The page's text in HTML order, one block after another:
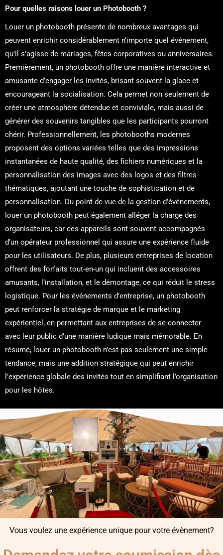
Pour quelles raisons louer un Photobooth ?
Louer un photobooth présente de nombreux avantages qui
peuvent enrichir considérablement n’importe quel événement,
qu’il s’agisse de mariages, fêtes corporatives ou anniversaires.
Premièrement, un photobooth offre une manière interactive et
amusante d’engager les invités, brisant souvent la glace et
encourageant la socialisation. Cela permet non seulement de
créer une atmosphère détendue et conviviale, mais aussi de
générer des souvenirs tangibles que les participants pourront
chérir. Professionnellement, les photobooths modernes
proposent des options variées telles que des impressions
instantanées de haute qualité, des fichiers numériques et la
personnalisation des images avec des logos et des filtres
thématiques, ajoutant une touche de sophistication et de
personnalisation. Du point de vue de la gestion d’événements,
louer un photobooth peut également alléger la charge des
organisateurs, car ces appareils sont souvent accompagnés
d’un opérateur professionnel qui assure une expérience fluide
pour les utilisateurs. De plus, plusieurs entreprises de location
offrent des forfaits tout-en-un qui incluent des accessoires
amusants, l’installation, et le démontage, ce qui réduit le stress
logistique. Pour les événements d’entreprise, un photobooth
peut renforcer la stratégie de marque et le marketing
expérientiel, en permettant aux entreprises de se connecter
avec leur public d’une manière ludique mais mémorable. En
résumé, louer un photobooth n’est pas seulement une simple
tendance, mais une addition stratégique qui peut enrichir
l’expérience globale des invités tout en simplifiant l’organisation
pour les hôtes.
Vous voulez une expérience unique pour votre évènement?